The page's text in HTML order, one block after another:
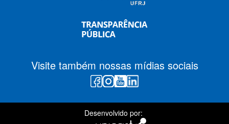
Visite também nossas mídias sociais
Desenvolvido por: